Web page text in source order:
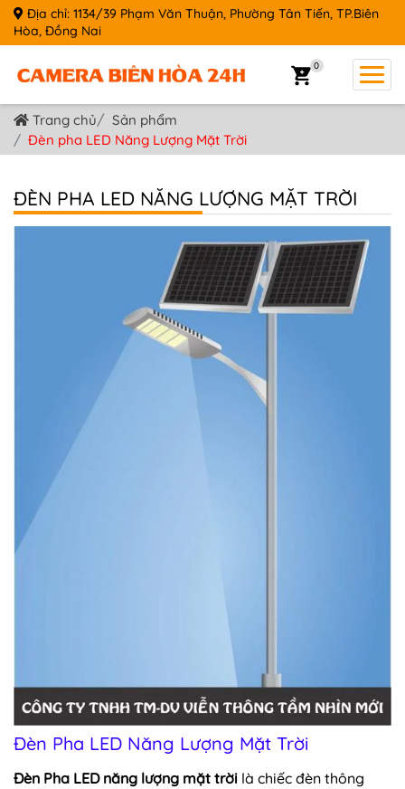
Địa chỉ: 1134/39 Phạm Văn Thuận, Phường Tân Tiến, TP.Biên
Hòa, Đồng Nai
0
Trang chủ
Sản phẩm
Đèn pha LED Năng Lượng Mặt Trời
ĐÈN PHA LED NĂNG LƯỢNG MẶT TRỜI
Đèn Pha LED Năng Lượng Mặt Trời
Đèn Pha LED năng lượng mặt trời là chiếc đèn thông